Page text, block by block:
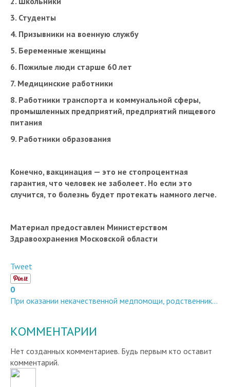
3. Студенты
4. Призывники на военную службу
5. Беременные женщины
6. Пожилые люди старше 60 лет
7. Медицинские работники
8. Работники транспорта и коммунальной сферы,
промышленных предприятий, предприятий пищевого
питания
9. Работники образования
гарантия, что человек не заболеет. Но если это
случится, то болезнь будет протекать намного легче.
Здравоохранения Московской области
0
При оказании некачественной медпомощи, родственник...
комментарий.